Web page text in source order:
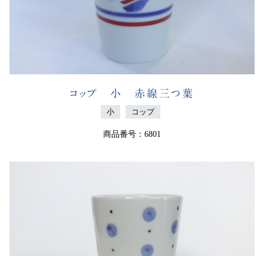
コップ 小 赤線三つ葉
小 コップ
商品番号：6801